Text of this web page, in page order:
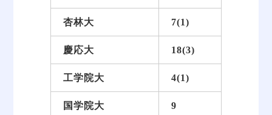
杏林大 7(1)
慶応大 18(3)
工学院大 4(1)
国学院大 9